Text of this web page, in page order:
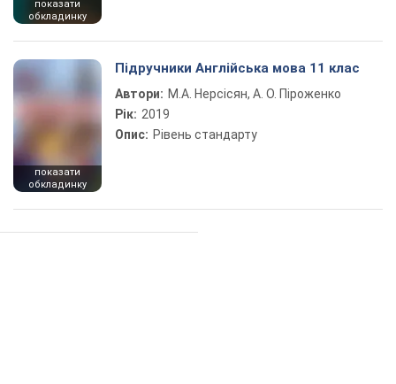
показати
обкладинку
показати
обкладинку
Підручники Англійська мова 11 клас
Автори: М.А. Нерсісян, А. О. Піроженко
Рік: 2019
Опис: Рівень стандарту